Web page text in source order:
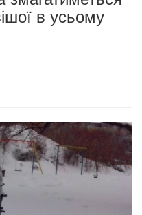
в усьому